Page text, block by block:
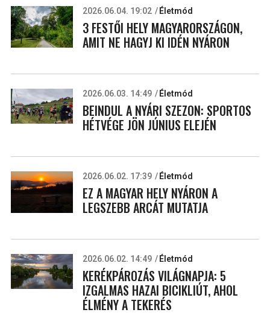
2026.06.04. 19:02 Életmód
3 FESTŐI HELY MAGYARORSZÁGON,
AMIT NE HAGYJ KI IDÉN NYÁRON
2026.06.03. 14:49 Életmód
BEINDUL A NYÁRI SZEZON: SPORTOS
HÉTVÉGE JÖN JÚNIUS ELEJÉN
2026.06.02. 17:39 Életmód
EZ A MAGYAR HELY NYÁRON A
LEGSZEBB ARCÁT MUTATJA
2026.06.02. 14:49 Életmód
KERÉKPÁROZÁS VILÁGNAPJA: 5
IZGALMAS HAZAI BICIKLIÚT, AHOL
ÉLMÉNY A TEKERÉS